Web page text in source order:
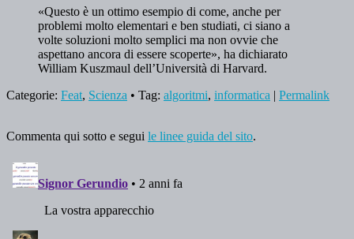
«Questo è un ottimo esempio di come, anche per
problemi molto elementari e ben studiati, ci siano a
volte soluzioni molto semplici ma non ovvie che
aspettano ancora di essere scoperte», ha dichiarato
William Kuszmaul dell’Università di Harvard.
Categorie: Feat, Scienza • Tag: algoritmi, informatica | Permalink
Commenta qui sotto e segui le linee guida del sito.